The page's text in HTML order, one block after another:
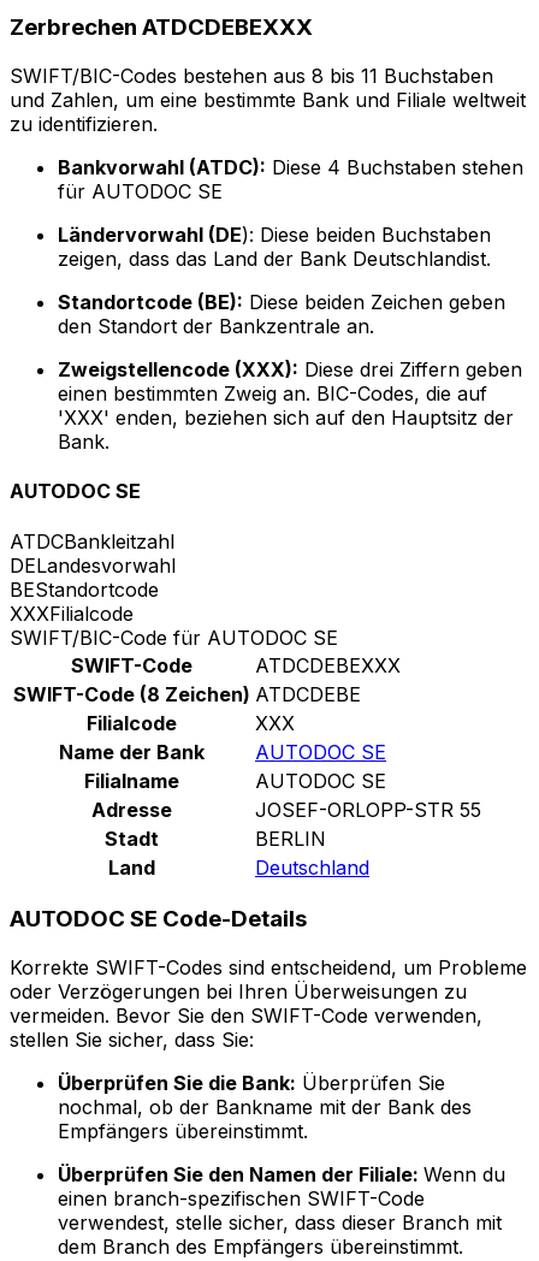
Zerbrechen ATDCDEBEXXX
SWIFT/BIC-Codes bestehen aus 8 bis 11 Buchstaben
und Zahlen, um eine bestimmte Bank und Filiale weltweit
zu identifizieren.
Bankvorwahl (ATDC): Diese 4 Buchstaben stehen
für AUTODOC SE
Ländervorwahl (DE): Diese beiden Buchstaben
zeigen, dass das Land der Bank Deutschlandist.
Standortcode (BE): Diese beiden Zeichen geben
den Standort der Bankzentrale an.
Zweigstellencode (XXX): Diese drei Ziffern geben
einen bestimmten Zweig an. BIC-Codes, die auf
'XXX' enden, beziehen sich auf den Hauptsitz der
Bank.
AUTODOC SE
ATDCBankleitzahl
DELandesvorwahl
BEStandortcode
XXXFilialcode
SWIFT/BIC-Code für AUTODOC SE
SWIFT-Code
ATDCDEBEXXX
SWIFT-Code (8 Zeichen) ATDCDEBE
Filialcode
XXX
Name der Bank
AUTODOC SE
Filialname
AUTODOC SE
Adresse
JOSEF-ORLOPP-STR 55
Stadt
BERLIN
Land
Deutschland
AUTODOC SE Code-Details
Korrekte SWIFT-Codes sind entscheidend, um Probleme
oder Verzögerungen bei Ihren Überweisungen zu
vermeiden. Bevor Sie den SWIFT-Code verwenden,
stellen Sie sicher, dass Sie:
Überprüfen Sie die Bank: Überprüfen Sie
nochmal, ob der Bankname mit der Bank des
Empfängers übereinstimmt.
Überprüfen Sie den Namen der Filiale: Wenn du
einen branch-spezifischen SWIFT-Code
verwendest, stelle sicher, dass dieser Branch mit
dem Branch des Empfängers übereinstimmt.